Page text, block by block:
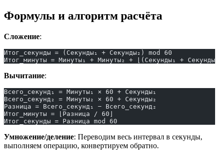
Формулы и алгоритм расчёта
Сложение:
Итог_секунды = (Секунды₁ + Секунды₂) mod 60
Итог_минуты = Минуты₁ + Минуты₂ + ⌊(Секунды₁ +
Вычитание:
Всего_секунд₁ = Минуты₁ × 60 + Секунды₁
Всего_секунд₂ = Минуты₂ × 60 + Секунды₂
Разница = Всего_секунд₁ − Всего_секунд₂
Итог_минуты = ⌊Разница / 60⌋
Итог_секунды = Разница mod 60
Умножение/деление: Переводим весь интервал в секунды,
выполняем операцию, конвертируем обратно.